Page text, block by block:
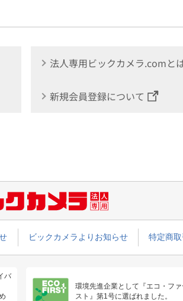
法人専用ビックカメラ.comと
新規会員登録について
ビックカメラよりお知らせ 特定商
バ
環境先進企業として『エコ・ファ
スト』第1号に選ばれました。